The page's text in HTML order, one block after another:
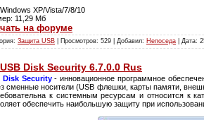
XP/Vista/7/8/10
11,29 Мб
на форуме
Защита USB | Просмотров: 529 | Добавил: Непоседа | Дата:
USB Disk Security 6.7.0.0 Rus
Disk Security- инновационное программное
сменные носители (USB флешки, карты памяти,
к системным ресурсам и относится к
обеспечить наибольшую защиту при